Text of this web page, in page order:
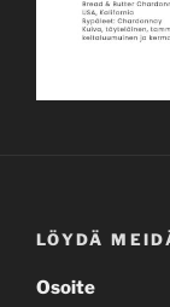
LÖYDÄ
Osoite